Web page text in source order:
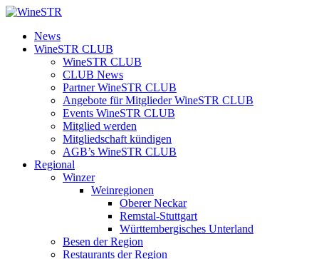
Zum
springen
WineSTR
News
WineSTR CLUB
WineSTR CLUB
CLUB News
Partner WineSTR CLUB
Angebote für Mitglieder WineSTR CLUB
Events WineSTR CLUB
Mitglied werden
Mitgliedschaft kündigen
AGB’s WineSTR CLUB
Regional
Winzer
Weinregionen
Oberer Neckar
Remstal-Stuttgart
Württembergisches Unterland
Besen der Region
Restaurants der Region